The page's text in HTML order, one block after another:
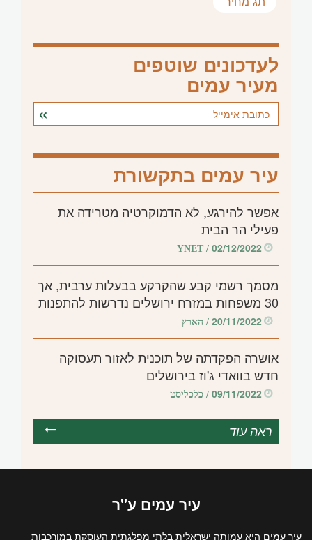
לעדכונים שוטפים
מעיר עמים
עיר עמים בתקשורת
אפשר להירגע, לא הדמוקרטיה מטרידה את
פעילי הר הבית
02/12/2022
/ YNET
מסמך רשמי קבע שהקרקע בבעלות ערבית, אך
30 משפחות במזרח ירושלים נדרשות להתפנות
20/11/2022/ הארץ
אושרה הפקדתה של תוכנית לאזור תעסוקה
חדש בוואדי ג'וז בירושלים
09/11/2022/ כלכליסט
ראה עוד
עיר עמים ע"ר
עיר עמים היא עמותה ישראלית בלתי מפלגתית העוסקת במורכבות